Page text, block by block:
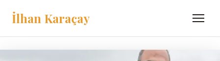
İlhan Karaçay Menü